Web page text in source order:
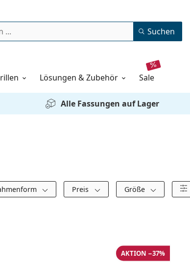
Suchen
Lösungen & Zubehör sale
Alle Fassungen auf Lager
Preis Größe
AKTION −37%